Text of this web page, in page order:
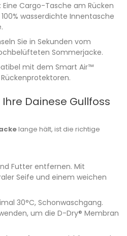
: Eine Cargo-Tasche am Rücken
wasserdichte Innentasche
Sie in Sekunden vom
Sommerjacke.
mit dem Smart Air™
Dainese Gullfoss
lange hält, ist die richtige
Futter entfernen. Mit
Seife und einem weichen
30°C, Schonwaschgang.
um die D-Dry® Membran